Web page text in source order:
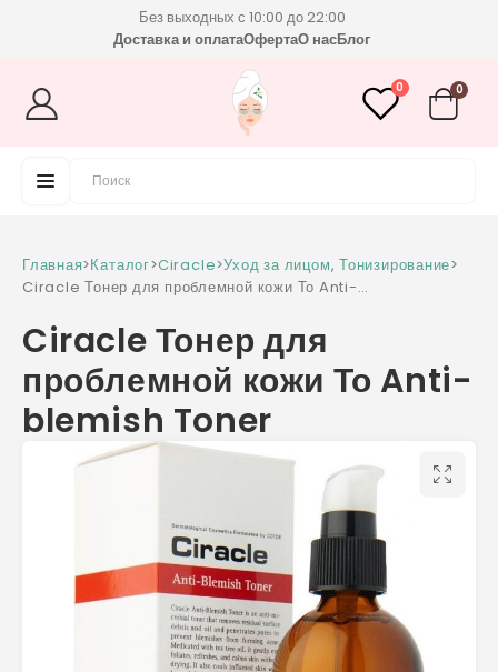
Без выходных с 10:00 до 22:00
Доставка и оплатаОфертаО насБлог
0 0
Главная>Каталог>Ciracle>Уход за лицом,Тонизирование>
Ciracle Тонер для проблемной кожи То Anti-
Ciracle Тонер для
проблемной кожи То Anti-
blemish Toner